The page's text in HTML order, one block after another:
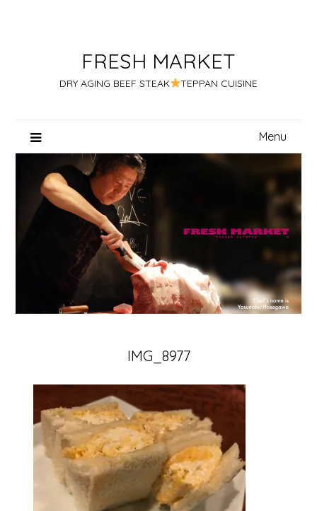
FRESH MARKET
DRY AGING BEEF STEAK TEPPAN CUISINE
Menu
IMG_8977